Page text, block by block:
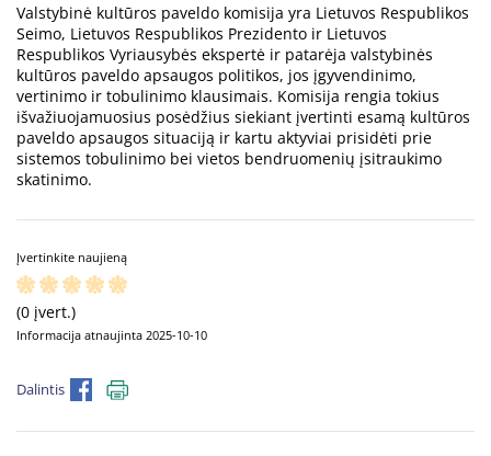
Valstybinė kultūros paveldo komisija yra Lietuvos Respublikos
Seimo, Lietuvos Respublikos Prezidento ir Lietuvos
Respublikos Vyriausybės ekspertė ir patarėja valstybinės
kultūros paveldo apsaugos politikos, jos įgyvendinimo,
vertinimo ir tobulinimo klausimais. Komisija rengia tokius
išvažiuojamuosius posėdžius siekiant įvertinti esamą kultūros
paveldo apsaugos situaciją ir kartu aktyviai prisidėti prie
sistemos tobulinimo bei vietos bendruomenių įsitraukimo
skatinimo.
Įvertinkite naujieną
(0 įvert.)
Informacija atnaujinta 2025-10-10
Dalintis